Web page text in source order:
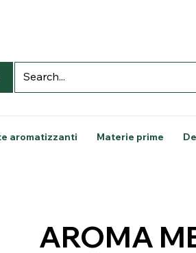
aromatizzanti Materie prime
AROMA